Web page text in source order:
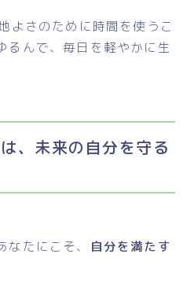
よさのために時間を使うこ
るんで、毎日を軽やかに生
、未来の自分を守る
たにこそ、
自分を満たす